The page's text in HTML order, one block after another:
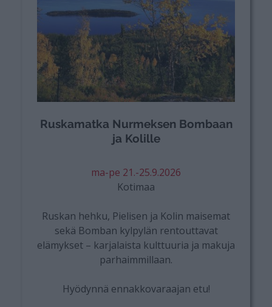
Ruskamatka Nurmeksen Bombaan
ja Kolille
ma-pe 21.-25.9.2026
Kotimaa
Ruskan hehku, Pielisen ja Kolin maisemat
sekä Bomban kylpylän rentouttavat
elämykset – karjalaista kulttuuria ja makuja
parhaimmillaan.
Hyödynnä ennakkovaraajan etu!